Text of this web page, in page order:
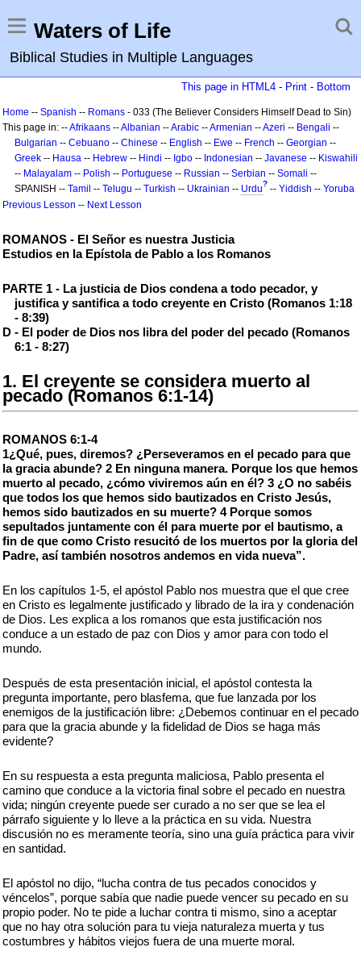
Waters of Life
Biblical Studies in Multiple Languages
This page in HTML4 - Print - Bottom
Home -- Spanish -- Romans - 033 (The Believer Considers Himself Dead to Sin)
This page in: --Afrikaans --Albanian --Arabic --Armenian --Azeri -- Bengali --
Bulgarian -- Cebuano -- Chinese -- English -- Ewe -- French -- Georgian --
Greek -- Hausa -- Hebrew -- Hindi -- Igbo -- Indonesian -- Javanese -- Kiswahili
-- Malayalam -- Polish -- Portuguese -- Russian -- Serbian -- Somali --
SPANISH -- Tamil -- Telugu -- Turkish -- Ukrainian -- Urdu? -- Yiddish -- Yoruba
Previous Lesson -- Next Lesson
ROMANOS - El Señor es nuestra Justicia
Estudios en la Epístola de Pablo a los Romanos
PARTE 1 - La justicia de Dios condena a todo pecador, y
justifica y santifica a todo creyente en Cristo (Romanos 1:18
- 8:39)
D - El poder de Dios nos libra del poder del pecado (Romanos
6:1 - 8:27)
1. El creyente se considera muerto al
pecado (Romanos 6:1-14)
ROMANOS 6:1-4
1¿Qué, pues, diremos? ¿Perseveramos en el pecado para que
la gracia abunde? 2 En ninguna manera. Porque los que hemos
muerto al pecado, ¿cómo viviremos aún en él? 3 ¿O no sabéis
que todos los que hemos sido bautizados en Cristo Jesús,
hemos sido bautizados en su muerte? 4 Porque somos
sepultados juntamente con él para muerte por el bautismo, a
fin de que como Cristo resucitó de los muertos por la gloria del
Padre, así también nosotros andemos en vida nueva”.
En los capítulos 1-5, el apóstol Pablo nos muestra que el que cree
en Cristo es legalmente justificado y librado de la ira y condenación
de Dios. Les explica a los romanos que esta justificación nos
conduce a un estado de paz con Dios y amor para con todo el
mundo.
Después de esta presentación inicial, el apóstol contesta la
pregunta importante, pero blasfema, que fue lanzada por los
enemigos de la justificación libre: ¿Debemos continuar en el pecado
para que la gracia abunde y la fidelidad de Dios se haga más
evidente?
En su respuesta a esta pregunta maliciosa, Pablo presenta el
camino que conduce a la victoria final sobre el pecado en nuestra
vida; ningún creyente puede ser curado a no ser que se lea el
párrafo siguiente y lo lleve a la práctica en su vida. Nuestra
discusión no es meramente teoría, sino una guía práctica para vivir
en santidad.
El apóstol no dijo, “lucha contra de tus pecados conocidos y
véncelos”, porque sabía que nadie puede vencer su pecado en su
propio poder. No te pide a luchar contra ti mismo, sino a aceptar
que no hay otra solución para tu vieja naturaleza muerta y tus
costumbres y hábitos viejos fuera de una muerte moral.